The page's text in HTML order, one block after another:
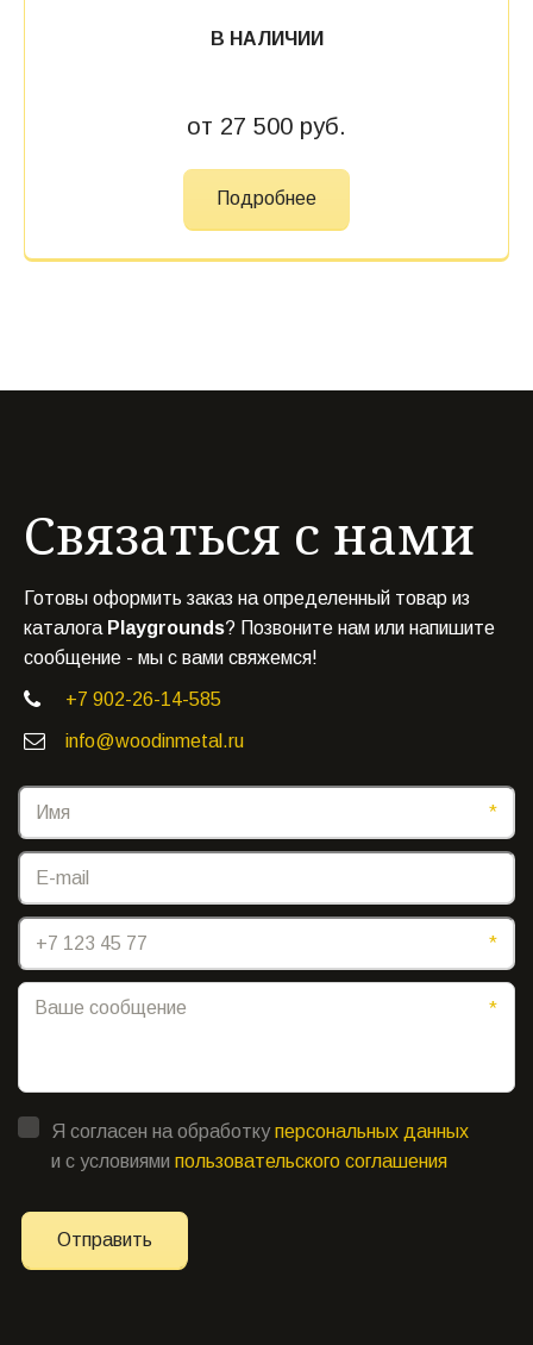
В НАЛИЧИИ
от 27 500 руб.
Подробнее
Связаться с нами
Готовы оформить заказ на определенный товар из
каталога Playgrounds? Позвоните нам или напишите
сообщение - мы с вами свяжемся!
+7 902-26-14-585
info@woodinmetal.ru
*
*
*
Я согласен на обработкуперсональных данных
и с условиями пользовательского соглашения
Отправить